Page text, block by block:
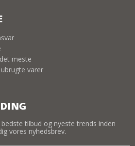
meste
varer
tilbud og nyeste trends inden
vores nyhedsbrev.